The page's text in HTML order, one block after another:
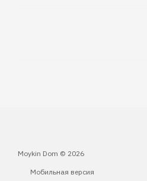
Moykin Dom © 2026
Мобильная версия